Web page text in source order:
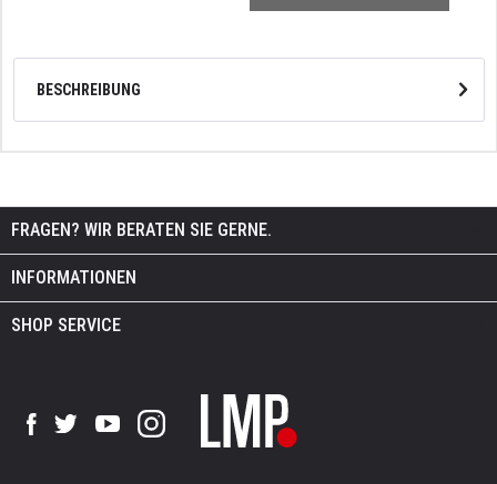
BESCHREIBUNG
FRAGEN? WIR BERATEN SIE GERNE.
INFORMATIONEN
SHOP SERVICE